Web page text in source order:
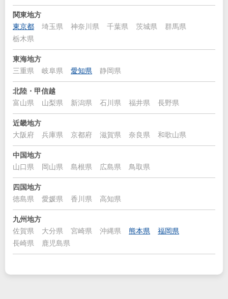
関東地方
東京都
埼玉県 神奈川県 千葉県 茨城県
群馬県
栃木県
東海地方
三重県
岐阜県 愛知県 静岡県
北陸・甲信越
富山県
山梨県 新潟県 石川県 福井県 長野県
近畿地方
大阪府
兵庫県 京都府 滋賀県 奈良県 和歌山県
中国地方
山口県
岡山県 島根県 広島県 鳥取県
四国地方
徳島県
愛媛県 香川県 高知県
九州地方
佐賀県
大分県 宮崎県 沖縄県 熊本県
福岡県
長崎県
鹿児島県